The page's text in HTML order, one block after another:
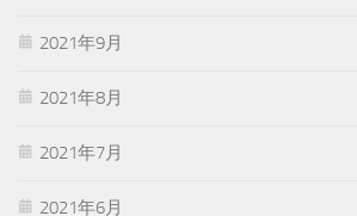
2021年9月
2021年8月
2021年7月
2021年6月